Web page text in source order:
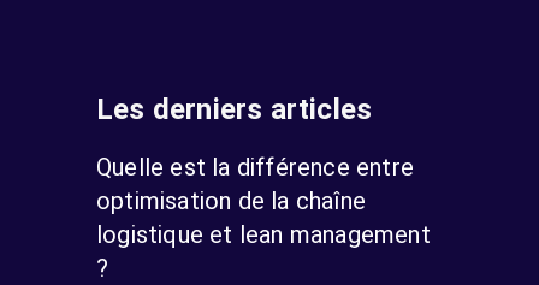
Les derniers articles
Quelle est la différence entre
optimisation de la chaîne
logistique et lean management
?